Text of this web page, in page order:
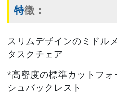
特徴：
スリムデザインのミドル
タスクチェア
*高密度の標準カットフォ
シュバックレスト